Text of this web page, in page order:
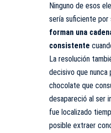
Ninguno de esos
sería suficiente por
forman una
consistente
La resolución
decisivo que nunca
chocolate que
desapareció al ser
fue localizado
posible extraer